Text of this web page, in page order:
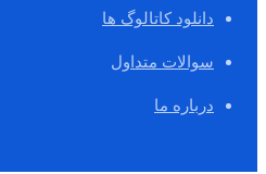
دانلود کاتالوگ ها
سوالات متداول
درباره ما